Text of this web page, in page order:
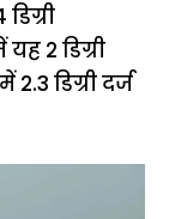
2 डिग्री
डिग्री दर्ज